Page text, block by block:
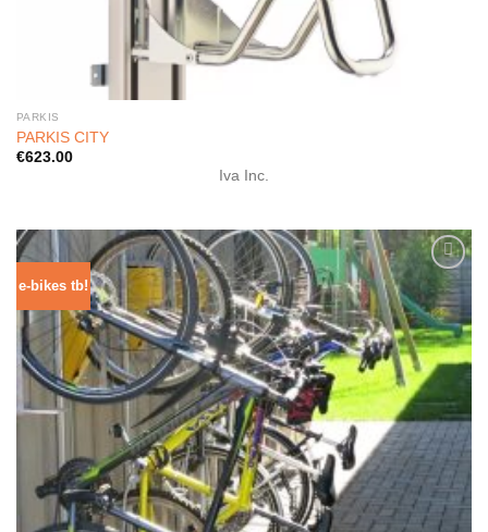
PARKIS
PARKIS CITY
€623.00
Iva Inc.
e-bikes tb!